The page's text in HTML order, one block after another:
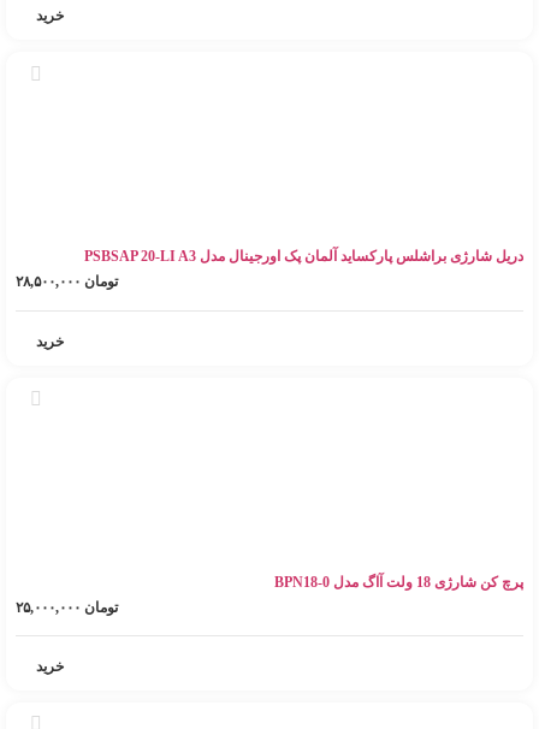
خرید
دریل شارژی براشلس پارکساید آلمان پک اورجینال مدل PSBSAP 20-LI A3
تومان
خرید
پرچ کن شارژی 18 ولت آاگ مدل BPN18-0
تومان
خرید